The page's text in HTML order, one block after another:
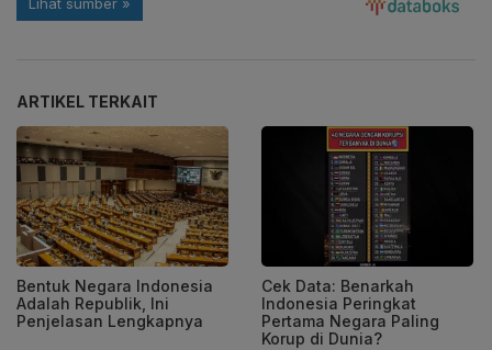
ARTIKEL TERKAIT
Bentuk Negara Indonesia
Adalah Republik, Ini
Penjelasan Lengkapnya
Cek Data: Benarkah
Indonesia Peringkat
Pertama Negara Paling
Korup di Dunia?